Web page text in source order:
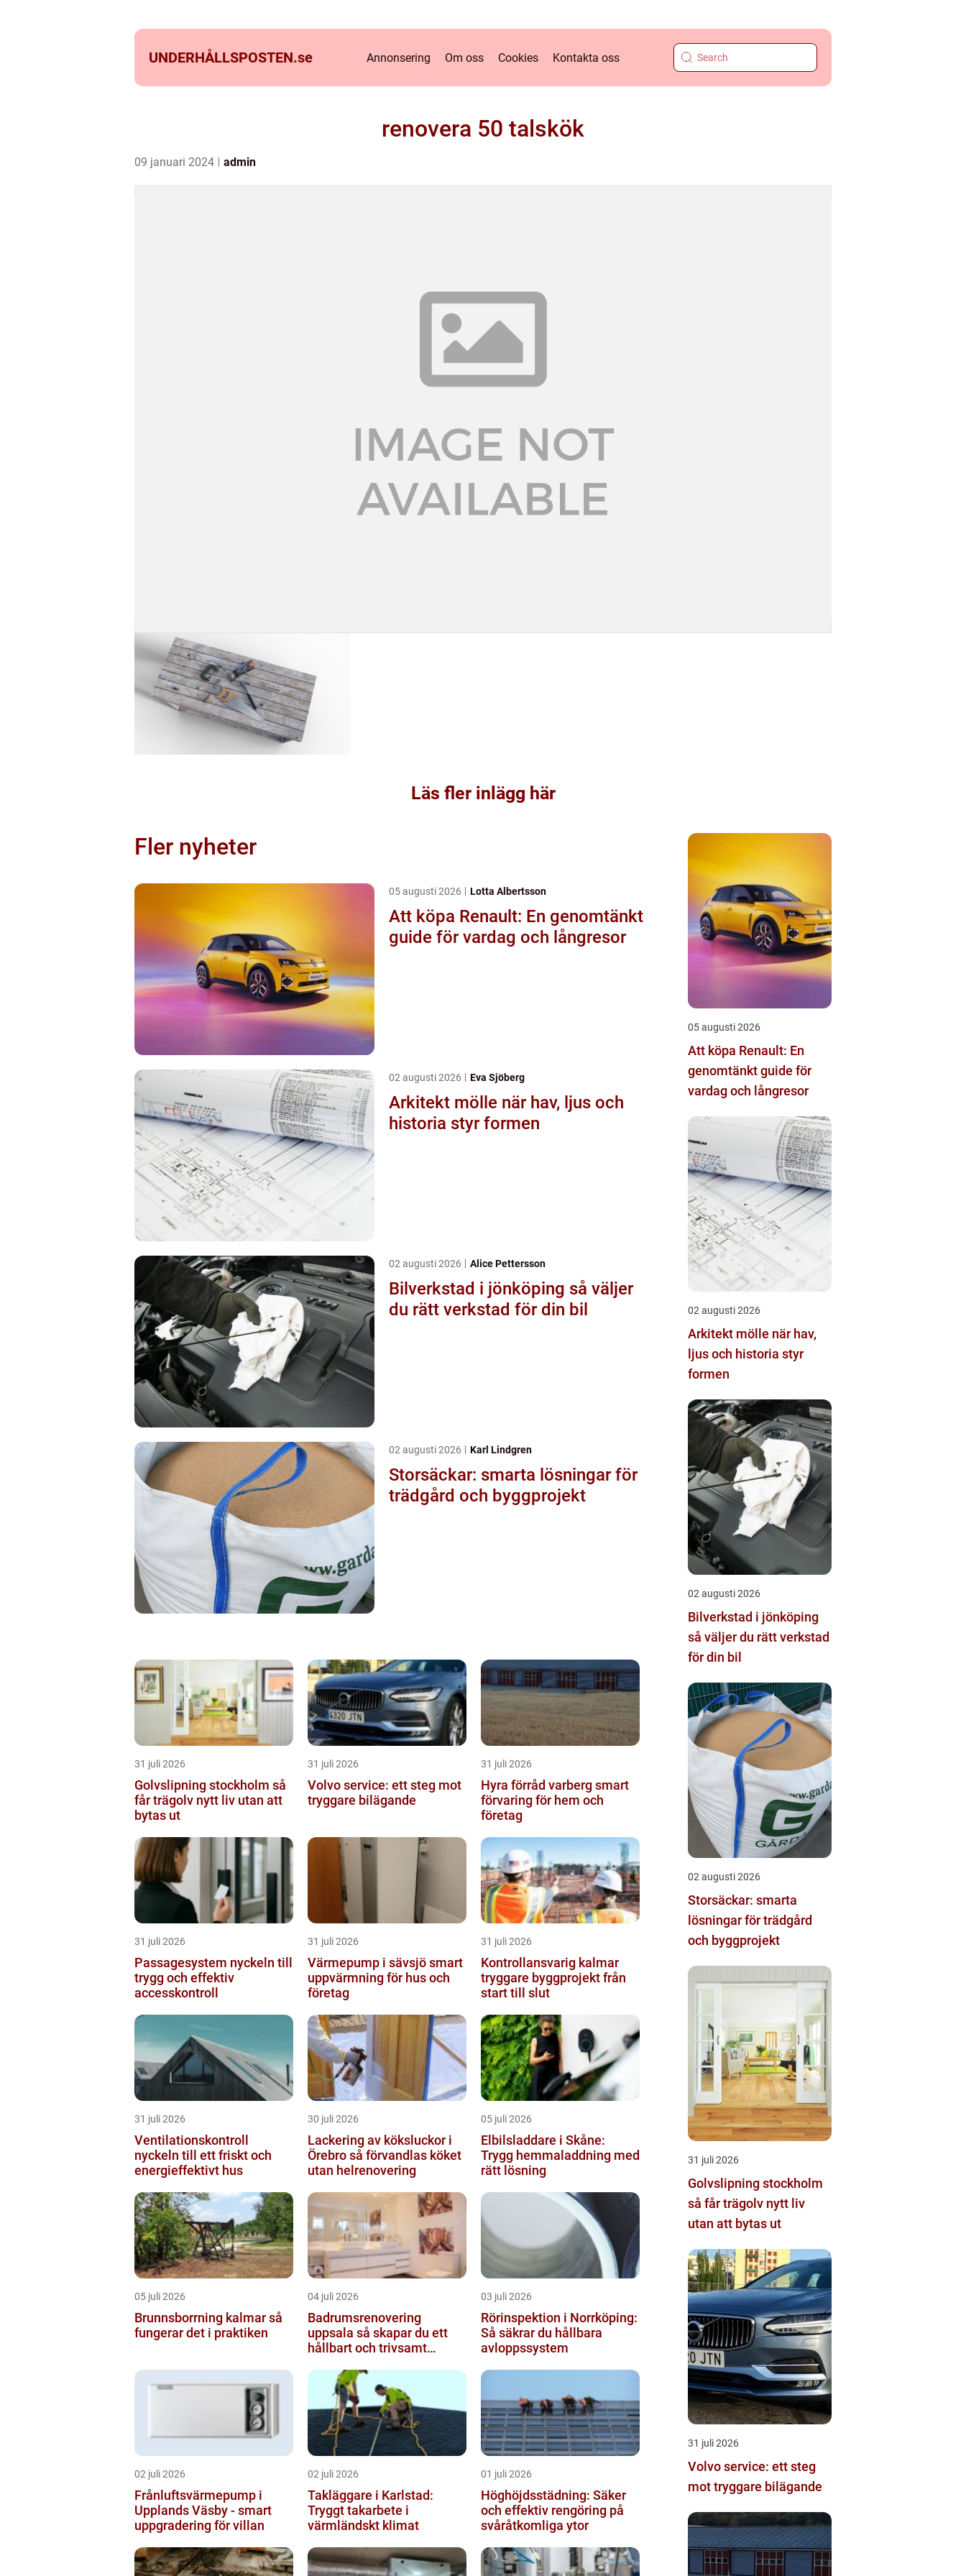
UNDERHÅLLSPOSTEN.se Annonsering Om oss Cookies Kontakta oss
renovera 50 talskök
09 januari 2024 admin
Läs fler inlägg här
Fler nyheter
05 augusti 2026 Lotta Albertsson
Att köpa Renault: En genomtänkt
guide för vardag och långresor
02 augusti 2026 Eva Sjöberg
Arkitekt mölle när hav, ljus och
historia styr formen
02 augusti 2026 Alice Pettersson
Bilverkstad i jönköping så väljer
du rätt verkstad för din bil
02 augusti 2026 Karl Lindgren
Storsäckar: smarta lösningar för
trädgård och byggprojekt
31 juli 2026
Golvslipning stockholm så
får trägolv nytt liv utan att
bytas ut
31 juli 2026
Volvo service: ett steg mot
tryggare bilägande
31 juli 2026
Hyra förråd varberg smart
förvaring för hem och
företag
31 juli 2026
Passagesystem nyckeln till
trygg och effektiv
accesskontroll
31 juli 2026
Värmepump i sävsjö smart
uppvärmning för hus och
företag
31 juli 2026
Kontrollansvarig kalmar
tryggare byggprojekt från
start till slut
31 juli 2026
Ventilationskontroll
nyckeln till ett friskt och
energieffektivt hus
30 juli 2026
Lackering av köksluckor i
Örebro så förvandlas köket
utan helrenovering
05 juli 2026
Elbilsladdare i Skåne:
Trygg hemmaladdning med
rätt lösning
05 juli 2026
Brunnsborrning kalmar så
fungerar det i praktiken
04 juli 2026
Badrumsrenovering
uppsala så skapar du ett
hållbart och trivsamt
03 juli 2026
Rörinspektion i Norrköping:
Så säkrar du hållbara
avloppssystem
02 juli 2026
Frånluftsvärmepump i
Upplands Väsby - smart
uppgradering för villan
02 juli 2026
Takläggare i Karlstad:
Tryggt takarbete i
värmländskt klimat
01 juli 2026
Höghöjdsstädning: Säker
och effektiv rengöring på
svåråtkomliga ytor
05 augusti 2026
Att köpa Renault: En
genomtänkt guide för
vardag och långresor
02 augusti 2026
Arkitekt mölle när hav,
ljus och historia styr
formen
02 augusti 2026
Bilverkstad i jönköping
så väljer du rätt verkstad
för din bil
02 augusti 2026
Storsäckar: smarta
lösningar för trädgård
och byggprojekt
31 juli 2026
Golvslipning stockholm
så får trägolv nytt liv
utan att bytas ut
31 juli 2026
Volvo service: ett steg
mot tryggare bilägande